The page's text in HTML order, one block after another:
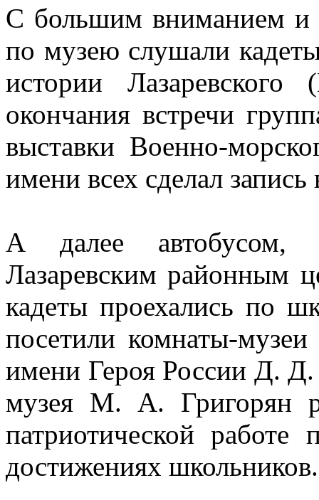
С большим вниманием и
по музею слушали
истории Лазаревского
окончания встречи
выставки Военно-
имени всех сделал запись
А далее автобусом,
Лазаревским районным
кадеты проехались по
посетили комнаты-
имени Героя России Д. Д.
музея М. А. Григорян
патриотической работе
достижениях школьников.